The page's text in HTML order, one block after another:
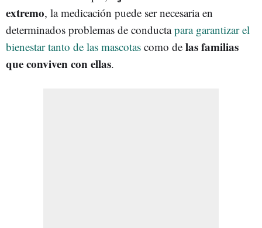
extremo, la medicación puede ser necesaria en
determinados problemas de conductapara garantizar el
bienestar tanto de las mascotas como de las familias
que conviven con ellas.